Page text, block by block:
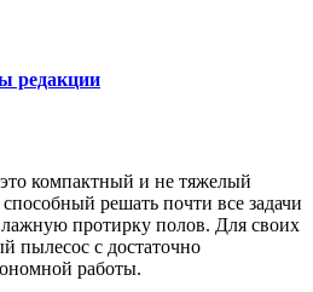
редакции
компактный и не тяжелый
решать почти все задачи
протирку полов. Для своих
пылесос с достаточно
работы.